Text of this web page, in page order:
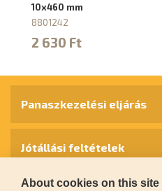
10x460 mm
8801242
2 630 Ft
Panaszkezelési eljárás
Jótállási feltételek
About cookies on this site